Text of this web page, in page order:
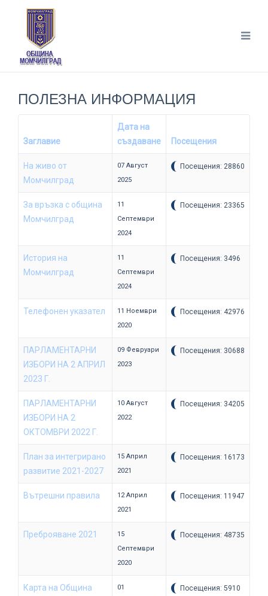
ПОЛЕЗНА ИНФОРМАЦИЯ
Заглавие
Дата на
създаване
Посещения
На живо от
Момчилград
07 Август
2025
Посещения: 28860
За връзка с община
Момчилград
11
Септември
2024
Посещения: 23365
История на
Момчилград
11
Септември
2024
Посещения: 3496
Телефонен указател
11 Ноември
2020
Посещения: 42976
ПАРЛАМЕНТАРНИ
ИЗБОРИ НА 2 АПРИЛ
2023 Г.
09 Февруари
2023
Посещения: 30688
ПАРЛАМЕНТАРНИ
ИЗБОРИ НА 2
ОКТОМВРИ 2022 Г.
10 Август
2022
Посещения: 34205
План за интегрирано
развитие 2021-2027
15 Април
2021
Посещения: 16173
Вътрешни правила
12 Април
2021
Посещения: 11947
Преброяване 2021
15
Септември
2020
Посещения: 48735
Карта на Община
01
Посещения: 5910